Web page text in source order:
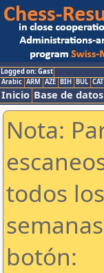
Logged on: Gast
Arabic ARM AZE BIH BUL CAT
Inicio Base de
Nota:
todos
botón: